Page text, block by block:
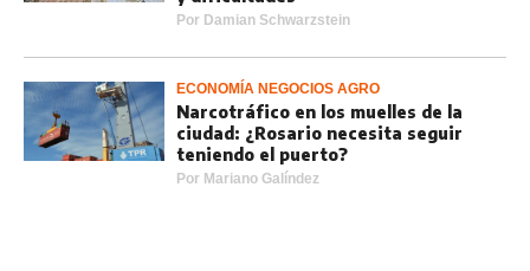
Por Damian Schwarzstein
ECONOMÍA NEGOCIOS AGRO
Narcotráfico en los muelles de la
ciudad: ¿Rosario necesita seguir
teniendo el puerto?
Por Mariano Galíndez